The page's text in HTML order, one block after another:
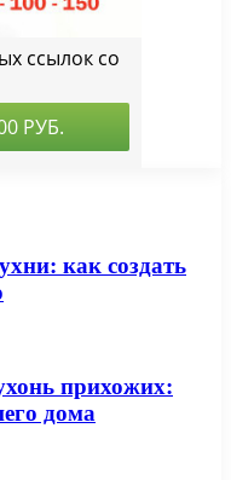
как создать
прихожих:
дома